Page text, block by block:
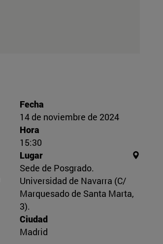
Fecha
14 de noviembre de 2024
Hora
15:30
Lugar
Sede de Posgrado.
Universidad de Navarra (C/
Marquesado de Santa Marta,
3).
Ciudad
Madrid